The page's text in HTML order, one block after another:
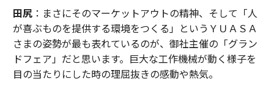
田尻：まさにそのマーケットアウトの精神、そして「人
が喜ぶものを提供する環境をつくる」というＹＵＡＳＡ
さまの姿勢が最も表れているのが、御社主催の「グラン
ドフェア」だと思います。巨大な工作機械が動く様子を
目の当たりにした時の理屈抜きの感動や熱気。